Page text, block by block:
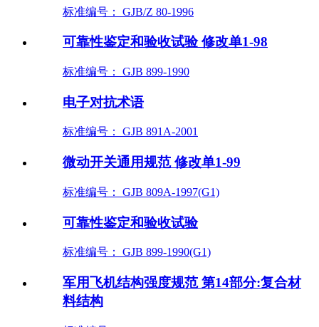
标准编号： GJB/Z 80-1996
可靠性鉴定和验收试验 修改单1-98
标准编号： GJB 899-1990
电子对抗术语
标准编号： GJB 891A-2001
微动开关通用规范 修改单1-99
标准编号： GJB 809A-1997(G1)
可靠性鉴定和验收试验
标准编号： GJB 899-1990(G1)
军用飞机结构强度规范 第14部分:复合材
料结构